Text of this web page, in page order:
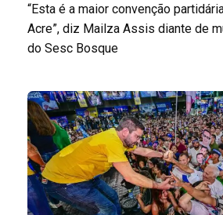
“Esta é a maior convenção
Acre”, diz Mailza Assis diante de
do Sesc Bosque